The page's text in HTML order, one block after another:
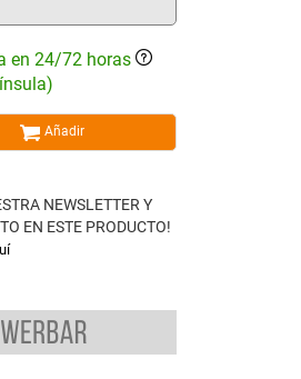
en 24/72 horas
Añadir
NEWSLETTER Y
EN ESTE PRODUCTO!